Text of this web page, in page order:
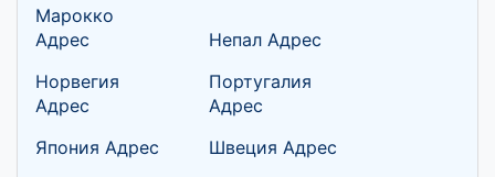
Марокко
Адрес
Непал Адрес
Норвегия
Адрес
Португалия
Адрес
Япония Адрес
Швеция Адрес